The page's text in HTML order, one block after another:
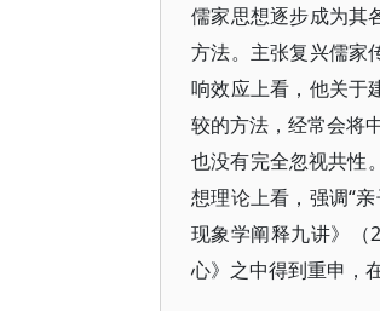
儒家思想逐步成为其
方法。主张复兴儒家
响效应上看，他关于
较的方法，经常会将
也没有完全忽视共性
想理论上看，强调“
现象学阐释九讲》（
心》之中得到重申，